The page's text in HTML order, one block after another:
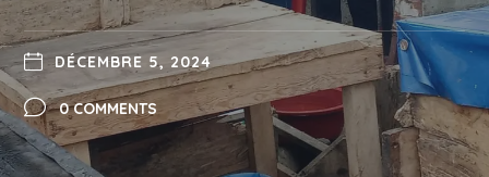
DÉCEMBRE 5, 2024
0 COMMENTS